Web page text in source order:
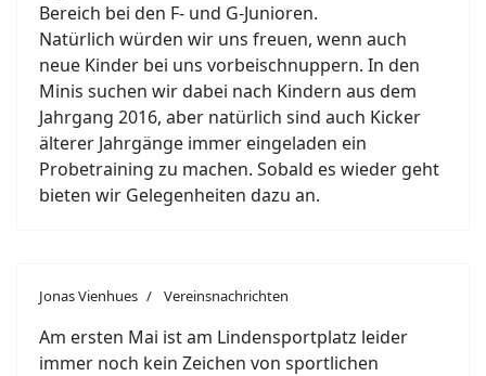
Bereich bei den F- und G-Junioren.
Natürlich würden wir uns freuen, wenn auch
neue Kinder bei uns vorbeischnuppern. In den
Minis suchen wir dabei nach Kindern aus dem
Jahrgang 2016, aber natürlich sind auch Kicker
älterer Jahrgänge immer eingeladen ein
Probetraining zu machen. Sobald es wieder geht
bieten wir Gelegenheiten dazu an.
Jonas Vienhues Vereinsnachrichten
Am ersten Mai ist am Lindensportplatz leider
immer noch kein Zeichen von sportlichen